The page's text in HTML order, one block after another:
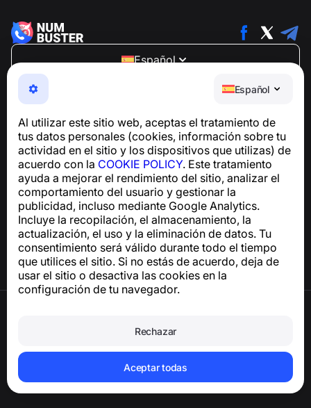
Español
Al utilizar este sitio web, aceptas el tratamiento de
tus datos personales (cookies, información sobre tu
actividad en el sitio y los dispositivos que utilizas) de
acuerdo con la COOKIE POLICY. Este tratamiento
ayuda a mejorar el rendimiento del sitio, analizar el
comportamiento del usuario y gestionar la
publicidad, incluso mediante Google Analytics.
Incluye la recopilación, el almacenamiento, la
actualización, el uso y la eliminación de datos. Tu
consentimiento será válido durante todo el tiempo
que utilices el sitio. Si no estás de acuerdo, deja de
usar el sitio o desactiva las cookies en la
configuración de tu navegador.
Rechazar
Aceptar todas
Español
NumBuster © 2013—2026 ·
support@numbuster.com
Una aplicación fácil de usar que te protege de estafas
Para consultas sobre el cumplimiento del RGPD:
support@numbuster.com
Centro de ayuda
Noticias y artículos
Sobre el proyecto
Contactos
Eliminar la cuenta y los datos personales